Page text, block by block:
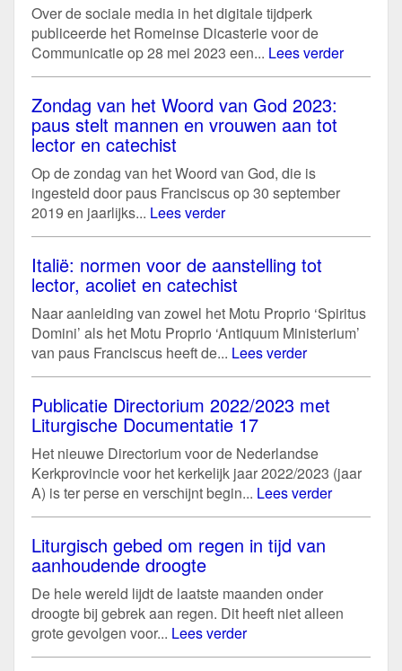
Over de sociale media in het digitale tijdperk
publiceerde het Romeinse Dicasterie voor de
Communicatie op 28 mei 2023 een... Lees verder
Zondag van het Woord van God 2023:
paus stelt mannen en vrouwen aan tot
lector en catechist
Op de zondag van het Woord van God, die is
ingesteld door paus Franciscus op 30 september
2019 en jaarlijks... Lees verder
Italië: normen voor de aanstelling tot
lector, acoliet en catechist
Naar aanleiding van zowel het Motu Proprio ‘Spiritus
Domini’ als het Motu Proprio ‘Antiquum Ministerium’
van paus Franciscus heeft de... Lees verder
Publicatie Directorium 2022/2023 met
Liturgische Documentatie 17
Het nieuwe Directorium voor de Nederlandse
Kerkprovincie voor het kerkelijk jaar 2022/2023 (jaar
A) is ter perse en verschijnt begin... Lees verder
Liturgisch gebed om regen in tijd van
aanhoudende droogte
De hele wereld lijdt de laatste maanden onder
droogte bij gebrek aan regen. Dit heeft niet alleen
grote gevolgen voor... Lees verder